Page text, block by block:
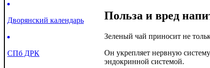
Дворянский календарь
СПб ДРК
Польза и вред
Зеленый чай приносит не
Он укрепляет нервную
эндокринной системой.